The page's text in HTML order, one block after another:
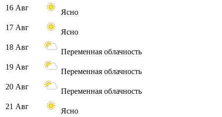
16 Авг
Ясно
17 Авг
Ясно
18 Авг
Переменная облачность
19 Авг
Переменная облачность
20 Авг
Переменная облачность
21 Авг
Ясно